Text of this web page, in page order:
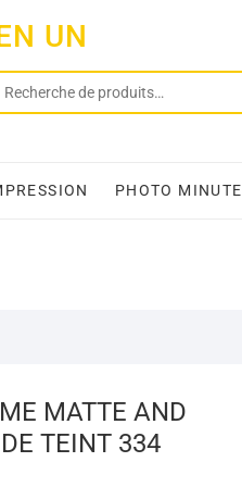
UN
PHOTO MINUTE
MATTE AND
TEINT 334